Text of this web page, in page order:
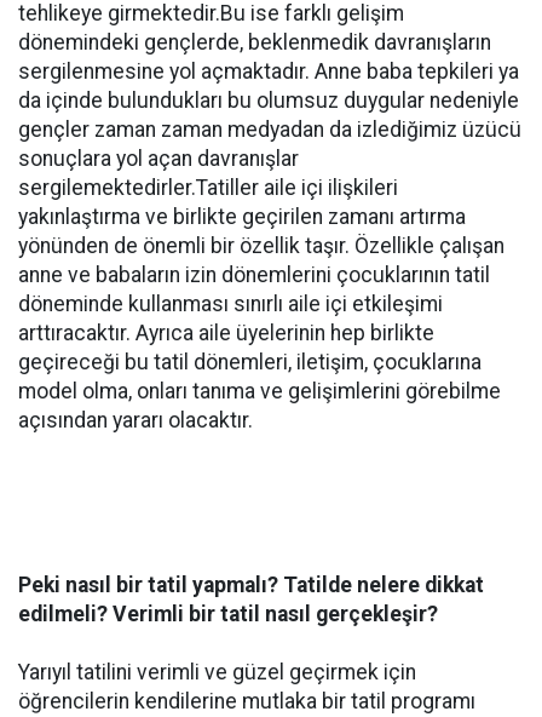
tehlikeye girmektedir.Bu ise farklı gelişim
dönemindeki gençlerde, beklenmedik davranışların
sergilenmesine yol açmaktadır. Anne baba tepkileri ya
da içinde bulundukları bu olumsuz duygular nedeniyle
gençler zaman zaman medyadan da izlediğimiz üzücü
sonuçlara yol açan davranışlar
sergilemektedirler.Tatiller aile içi ilişkileri
yakınlaştırma ve birlikte geçirilen zamanı artırma
yönünden de önemli bir özellik taşır. Özellikle çalışan
anne ve babaların izin dönemlerini çocuklarının tatil
döneminde kullanması sınırlı aile içi etkileşimi
arttıracaktır. Ayrıca aile üyelerinin hep birlikte
geçireceği bu tatil dönemleri, iletişim, çocuklarına
model olma, onları tanıma ve gelişimlerini görebilme
açısından yararı olacaktır.
Peki nasıl bir tatil yapmalı? Tatilde nelere dikkat
edilmeli? Verimli bir tatil nasıl gerçekleşir?
Yarıyıl tatilini verimli ve güzel geçirmek için
öğrencilerin kendilerine mutlaka bir tatil programı